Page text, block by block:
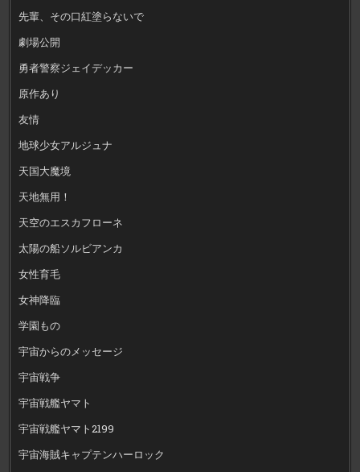
先輩、その口紅塗らないで
劇場公開
勇者警察ジェイデッカー
原作あり
友情
地球少女アルジュナ
天国大魔境
天地無用！
天空のエスカフローネ
太陽の船ソルビアンカ
女性育毛
女神降臨
学園もの
宇宙からのメッセージ
宇宙戦争
宇宙戦艦ヤマト
宇宙戦艦ヤマト2199
宇宙海賊キャプテンハーロック